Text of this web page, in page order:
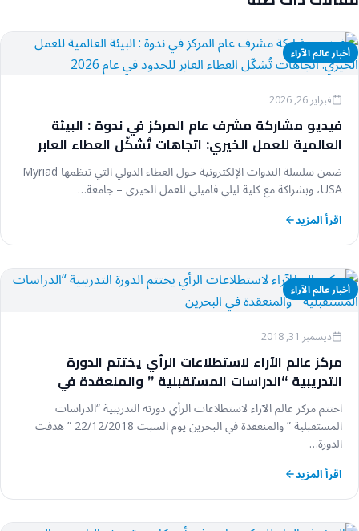
أخبار عالم الآراء
فبراير 26, 2026
فيديو مشاركة مشرف عام المركز في ندوة : البيئة
العالمية للعمل الخيري: اتجاهات تُشكّل العطاء العابر
للحدود في عام 2026
ضمن سلسلة الندوات الإلكترونية حول العطاء الدولي التي تنظمها Myriad
USA، وبشراكة مع كلية ليلي فاميلي للعمل الخيري – جامعة…
اقرأ المزيد
أخبار عالم الآراء
ديسمبر 31, 2018
مركز عالم الآراء لاستطلاعات الرأي يختتم الدورة
التدريبية “الدراسات المستقبلية ” والمنعقدة في
البحرين
اختتم مركز عالم الآراء لاستطلاعات الرأي دورته التدريبية “الدراسات
المستقبلية ” والمنعقدة في البحرين يوم السبت 22/12/2018 ” هدفت
الدورة…
اقرأ المزيد